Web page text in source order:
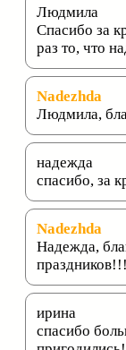
Людмила
Спасибо за
раз то, что
Nadezhda
Людмила,
надежда
спасибо, за
Nadezhda
Надежда,
праздников!!!
ирина
спасибо